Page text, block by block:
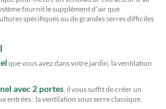
fournit le supplément d’air que
spécifiques ou de grandes serres difficiles
que vous avez dans votre jardin, la ventilation
avec 2 portes , il vous suffit de créer un
entrées : la ventilation sous serre classique.